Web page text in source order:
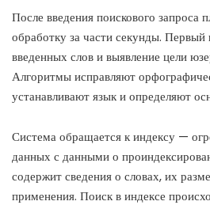
После введения поискового запроса
обработку за части секунды.
введенных слов и выявление цели
Алгоритмы исправляют
устанавливают язык и определяют
Система обращается к индексу —
данных с данными о
содержит сведения о словах, их
применения. Поиск в индексе